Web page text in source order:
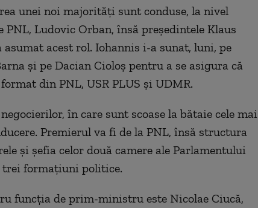
unei noi majorități sunt conduse, la nivel
PNL, Ludovic Orban, însă președintele Klaus
asumat acest rol. Iohannis i-a sunat, luni, pe
și pe Dacian Cioloș pentru a se asigura că
din PNL, USR PLUS și UDMR.
în care sunt scoase la bătaie cele mai
Premierul va fi de la PNL, însă structura
și șefia celor două camere ale Parlamentului
trei formațiuni politice.
funcția de prim-ministru este Nicolae Ciucă,